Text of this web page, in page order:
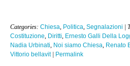
Categories: Chiesa Politica Segnalazioni |
Costituzione Diritti Ernesto Galli Della
Nadia Urbinati Noi siamo Chiesa Renato
Vittorio bellavit| Permalink